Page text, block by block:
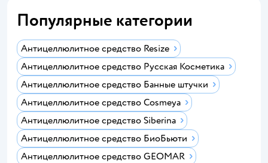
Популярные категории
Антицеллюлитное средство Resize
Антицеллюлитное средство Русская Косметика
Антицеллюлитное средство Банные штучки
Антицеллюлитное средство Cosmeya
Антицеллюлитное средство Siberina
Антицеллюлитное средство БиоБьюти
Антицеллюлитное средство GEOMAR